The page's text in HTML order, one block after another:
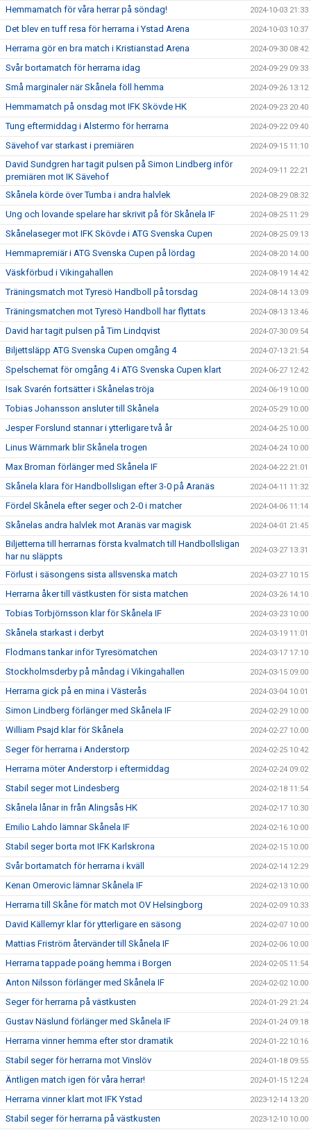
Hemmamatch för våra herrar på söndag! 2024-10-03 21:33
Det blev en tuff resa för herrarna i Ystad Arena 2024-10-03 10:37
Herrarna gör en bra match i Kristianstad Arena 2024-09-30 08:42
Svår bortamatch för herrarna idag 2024-09-29 09:33
Små marginaler när Skånela föll hemma 2024-09-26 13:12
Hemmamatch på onsdag mot IFK Skövde HK 2024-09-23 20:40
Tung eftermiddag i Alstermo för herrarna 2024-09-22 09:40
Sävehof var starkast i premiären 2024-09-15 11:10
David Sundgren har tagit pulsen på Simon Lindberg inför
premiären mot IK Sävehof
2024-09-11 22:21
Skånela körde över Tumba i andra halvlek 2024-08-29 08:32
Ung och lovande spelare har skrivit på för Skånela IF 2024-08-25 11:29
Skånelaseger mot IFK Skövde i ATG Svenska Cupen 2024-08-25 09:13
Hemmapremiär i ATG Svenska Cupen på lördag 2024-08-20 14:00
Väskförbud i Vikingahallen 2024-08-19 14:42
Träningsmatch mot Tyresö Handboll på torsdag 2024-08-14 13:09
Träningsmatchen mot Tyresö Handboll har flyttats 2024-08-13 13:46
David har tagit pulsen på Tim Lindqvist 2024-07-30 09:54
Biljettsläpp ATG Svenska Cupen omgång 4 2024-07-13 21:54
Spelschemat för omgång 4 i ATG Svenska Cupen klart 2024-06-27 12:42
Isak Svarén fortsätter i Skånelas tröja 2024-06-19 10:00
Tobias Johansson ansluter till Skånela 2024-05-29 10:00
Jesper Forslund stannar i ytterligare två år 2024-04-25 10:00
Linus Wärnmark blir Skånela trogen 2024-04-24 10:00
Max Broman förlänger med Skånela IF 2024-04-22 21:01
Skånela klara för Handbollsligan efter 3-0 på Aranäs 2024-04-11 11:32
Fördel Skånela efter seger och 2-0 i matcher 2024-04-06 11:14
Skånelas andra halvlek mot Aranäs var magisk 2024-04-01 21:45
Biljetterna till herrarnas första kvalmatch till Handbollsligan
har nu släppts
2024-03-27 13:31
Förlust i säsongens sista allsvenska match 2024-03-27 10:15
Herrarna åker till västkusten för sista matchen 2024-03-26 14:10
Tobias Torbjörnsson klar för Skånela IF 2024-03-23 10:00
Skånela starkast i derbyt 2024-03-19 11:01
Flodmans tankar inför Tyresömatchen 2024-03-17 17:10
Stockholmsderby på måndag i Vikingahallen 2024-03-15 09:00
Herrarna gick på en mina i Västerås 2024-03-04 10:01
Simon Lindberg förlänger med Skånela IF 2024-02-29 10:00
William Psajd klar för Skånela 2024-02-27 10:00
Seger för herrarna i Anderstorp 2024-02-25 10:42
Herrarna möter Anderstorp i eftermiddag 2024-02-24 09:02
Stabil seger mot Lindesberg 2024-02-18 11:54
Skånela lånar in från Alingsås HK 2024-02-17 10:30
Emilio Lahdo lämnar Skånela IF 2024-02-16 10:00
Stabil seger borta mot IFK Karlskrona 2024-02-15 10:00
Svår bortamatch för herrarna i kväll 2024-02-14 12:29
Kenan Omerovic lämnar Skånela IF 2024-02-13 10:00
Herrarna till Skåne för match mot OV Helsingborg 2024-02-09 10:33
David Källemyr klar för ytterligare en säsong 2024-02-07 10:00
Mattias Friström återvänder till Skånela IF 2024-02-06 10:00
Herrarna tappade poäng hemma i Borgen 2024-02-05 11:54
Anton Nilsson förlänger med Skånela IF 2024-02-02 10:00
Seger för herrarna på västkusten 2024-01-29 21:24
Gustav Näslund förlänger med Skånela IF 2024-01-24 09:18
Herrarna vinner hemma efter stor dramatik 2024-01-22 10:16
Stabil seger för herrarna mot Vinslöv 2024-01-18 09:55
Äntligen match igen för våra herrar! 2024-01-15 12:24
Herrarna vinner klart mot IFK Ystad 2023-12-14 13:20
Stabil seger för herrarna på västkusten 2023-12-10 10:00